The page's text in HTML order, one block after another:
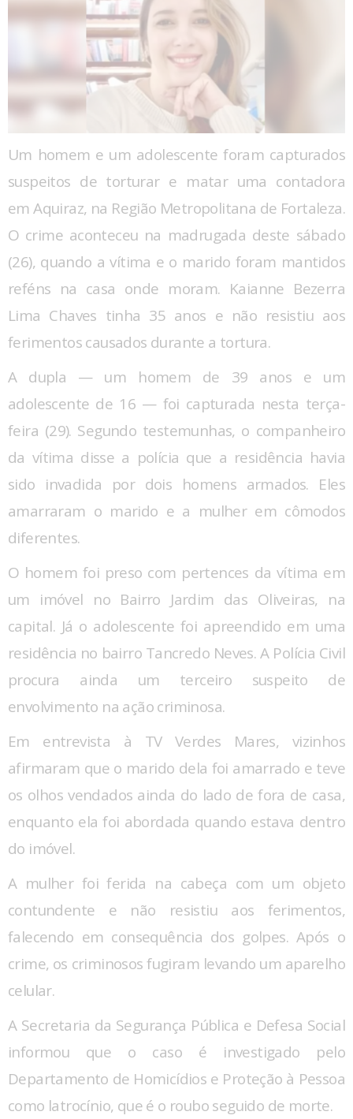
Um homem e um adolescente foram capturados
suspeitos de torturar e matar uma contadora
em Aquiraz, na Região Metropolitana de Fortaleza.
O crime aconteceu na madrugada deste sábado
(26), quando a vítima e o marido foram mantidos
reféns na casa onde moram. Kaianne Bezerra
Lima Chaves tinha 35 anos e não resistiu aos
ferimentos causados durante a tortura.
A dupla — um homem de 39 anos e um
adolescente de 16 — foi capturada nesta terça-
feira (29). Segundo testemunhas, o companheiro
da vítima disse a polícia que a residência havia
sido invadida por dois homens armados. Eles
amarraram o marido e a mulher em cômodos
diferentes.
O homem foi preso com pertences da vítima em
um imóvel no Bairro Jardim das Oliveiras, na
capital. Já o adolescente foi apreendido em uma
residência no bairro Tancredo Neves. A Polícia Civil
procura ainda um terceiro suspeito de
envolvimento na ação criminosa.
Em entrevista à TV Verdes Mares, vizinhos
afirmaram que o marido dela foi amarrado e teve
os olhos vendados ainda do lado de fora de casa,
enquanto ela foi abordada quando estava dentro
do imóvel.
A mulher foi ferida na cabeça com um objeto
contundente e não resistiu aos ferimentos,
falecendo em consequência dos golpes. Após o
crime, os criminosos fugiram levando um aparelho
celular.
A Secretaria da Segurança Pública e Defesa Social
informou que o caso é investigado pelo
Departamento de Homicídios e Proteção à Pessoa
como latrocínio, que é o roubo seguido de morte.